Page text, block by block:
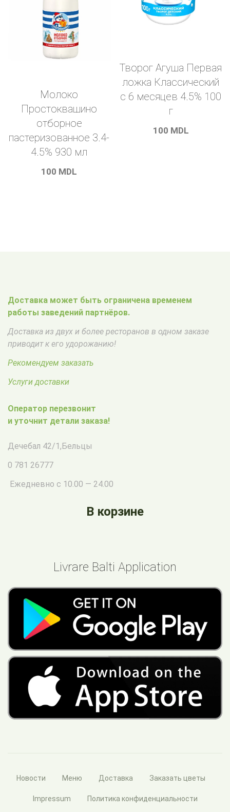
Молоко
Простоквашино
отборное
пастеризованное 3.4-
4.5% 930 мл
100 MDL
Творог Агуша Первая
ложка Классический
с 6 месяцев 4.5% 100
г
100 MDL
Доставка может быть ограничена временем
работы заведений партнёров.
Доставка из двух и более ресторанов в одном заказе
приводит к его удорожанию!
Рекомендуем заказать
Услуги доставки
Оператор перезвонит
и уточнит детали заказа!
Дечебал 42/1,Бельцы
0 781 26777
Ежедневно с 10.00 — 24.00
В корзине
Livrare Balti Application
Новости Меню Доставка Заказать цветы
Impressum Политика конфиденциальности